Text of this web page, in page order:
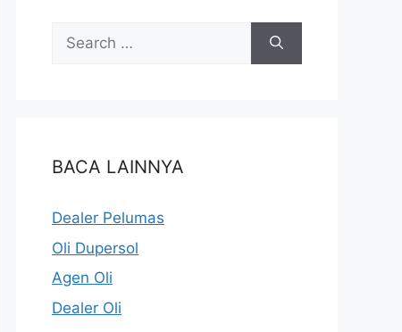
BACA LAINNYA
Dealer Pelumas
Oli Dupersol
Agen Oli
Dealer Oli